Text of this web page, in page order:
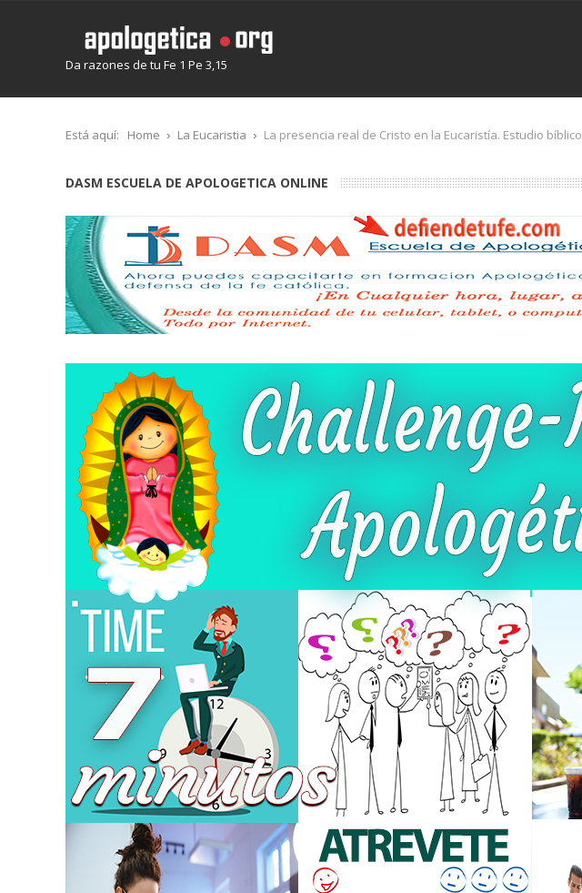
Da razones de tu Fe 1 Pe 3,15
Está aquí: Home La Eucaristia La presencia real de Cristo en la Eucaristía. Estudio bíblico
DASM ESCUELA DE APOLOGETICA ONLINE